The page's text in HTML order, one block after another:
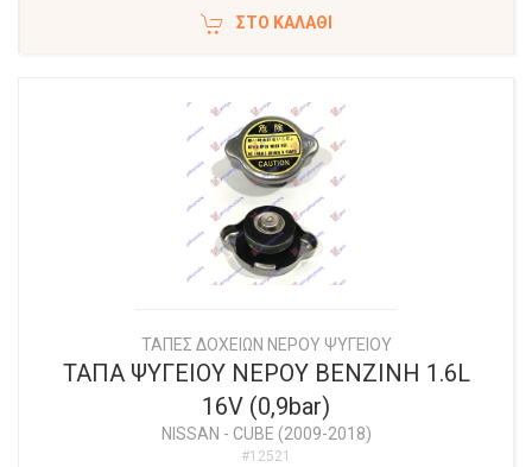
ΣΤΟ ΚΑΛΆΘΙ
ΤΑΠΕΣ ΔΟΧΕΙΩΝ ΝΕΡΟΥ ΨΥΓΕΙΟΥ
ΤΑΠΑ ΨΥΓΕΙΟΥ ΝΕΡΟΥ ΒΕΝΖΙΝΗ 1.6L
16V (0,9bar)
NISSAN - CUBE (2009-2018)
#12521